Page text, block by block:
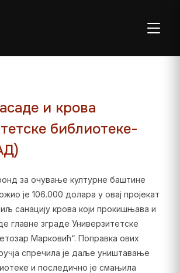
и крова
библиотеке-
за очување културне баштине
је 106.000 долара у овај пројекат
санацију крова који прокишњава и
главне зграде Универзитетске
Марковић“. Поправка ових
спречила је даље уништавање
и последично је смањила
08:00–
од 06. јула до 29. августа